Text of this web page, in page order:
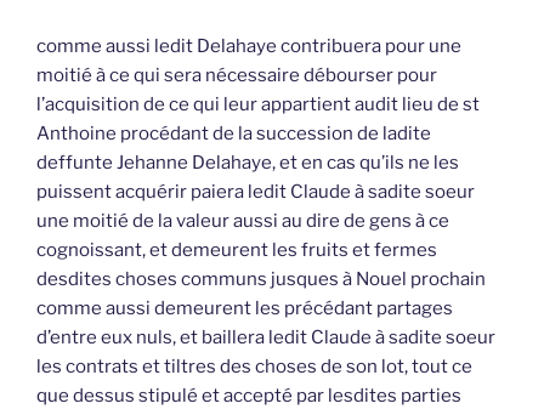
comme aussi ledit Delahaye contribuera pour une
moitié à ce qui sera nécessaire débourser pour
l’acquisition de ce qui leur appartient audit lieu de st
Anthoine procédant de la succession de ladite
deffunte Jehanne Delahaye, et en cas qu’ils ne les
puissent acquérir paiera ledit Claude à sadite soeur
une moitié de la valeur aussi au dire de gens à ce
cognoissant, et demeurent les fruits et fermes
desdites choses communs jusques à Nouel prochain
comme aussi demeurent les précédant partages
d’entre eux nuls, et baillera ledit Claude à sadite soeur
les contrats et tiltres des choses de son lot, tout ce
que dessus stipulé et accepté par lesdites parties